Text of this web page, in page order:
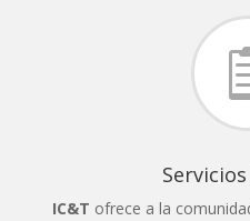
IC&T ofrece a la